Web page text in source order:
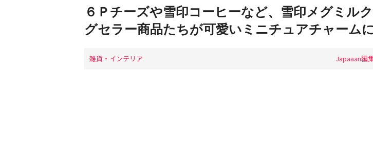
６Ｐチーズや雪印コーヒーなど、雪印メグミル
グセラー商品たちが可愛いミニチュアチャームに
雑貨・インテリア Japaaan編